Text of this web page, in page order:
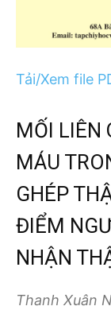
Tải/Xem file
MỐI LIÊN
MÁU
GHÉP
ĐIỂM
NHẬN
Thanh Xuân